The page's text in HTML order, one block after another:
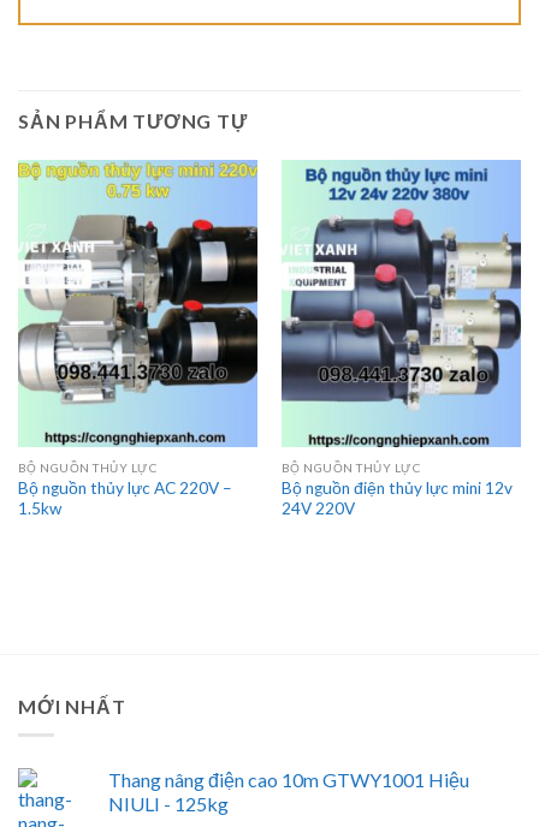
SẢN PHẨM TƯƠNG TỰ
BỘ NGUỒN THỦY LỰC
Bộ nguồn thủy lực AC 220V –
1.5kw
BỘ NGUỒN THỦY LỰC
Bộ nguồn điện thủy lực mini 12v
24V 220V
MỚI NHẤT
Thang nâng điện cao 10m GTWY1001 Hiệu
NIULI - 125kg